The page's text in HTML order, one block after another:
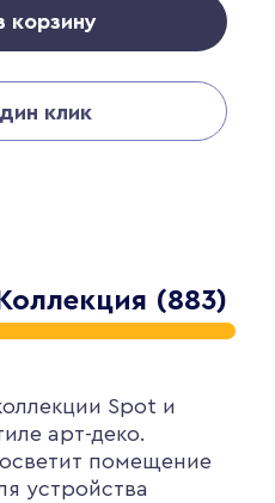
корзину
клик
Коллекция (883)
Spot и
арт-деко.
помещение
устройства